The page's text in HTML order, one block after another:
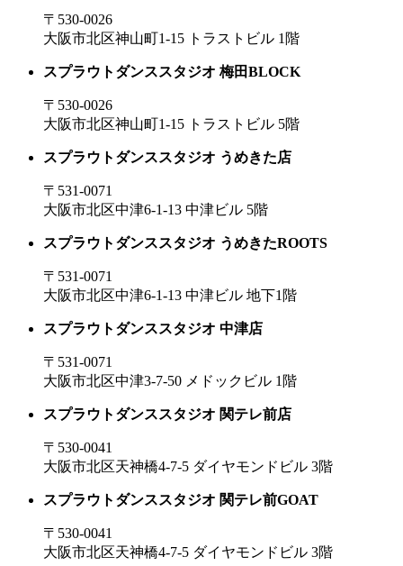
〒530-0026
大阪市北区神山町1-15 トラストビル 1階
スプラウトダンススタジオ 梅田BLOCK
〒530-0026
大阪市北区神山町1-15 トラストビル 5階
スプラウトダンススタジオ うめきた店
〒531-0071
大阪市北区中津6-1-13 中津ビル 5階
スプラウトダンススタジオ うめきたROOTS
〒531-0071
大阪市北区中津6-1-13 中津ビル 地下1階
スプラウトダンススタジオ 中津店
〒531-0071
大阪市北区中津3-7-50 メドックビル 1階
スプラウトダンススタジオ 関テレ前店
〒530-0041
大阪市北区天神橋4-7-5 ダイヤモンドビル 3階
スプラウトダンススタジオ 関テレ前GOAT
〒530-0041
大阪市北区天神橋4-7-5 ダイヤモンドビル 3階